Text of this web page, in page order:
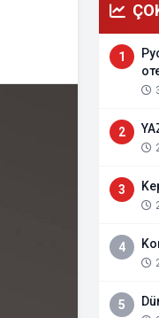
1
2
3
4
5